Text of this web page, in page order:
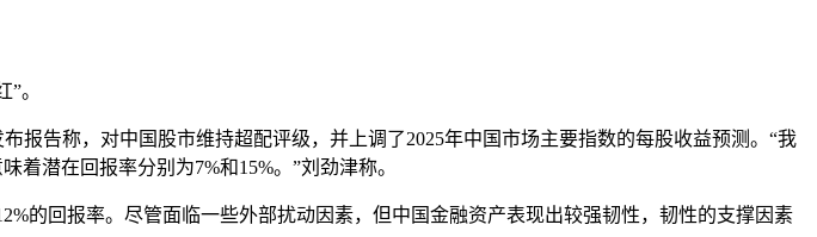
。
告称，对中国股市维持超配评级，并上调了2025年中国市场主要指数的每股收益预测。“我
着潜在回报率分别为7%和15%。”刘劲津称。
的回报率。尽管面临一些外部扰动因素，但中国金融资产表现出较强韧性，韧性的支撑因素